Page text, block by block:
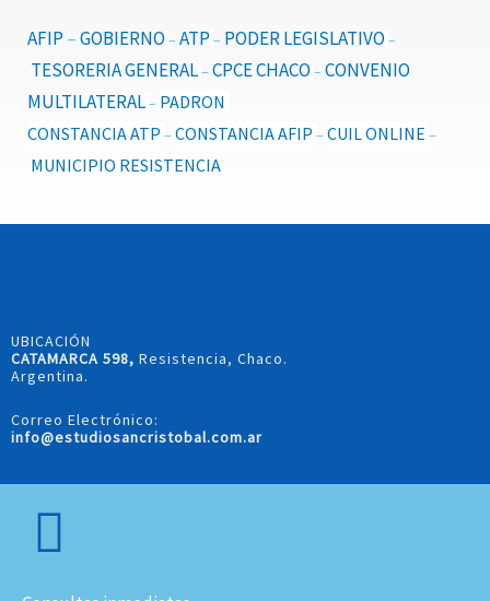
AFIP–GOBIERNO – ATP– PODER LEGISLATIVO –
TESORERIA GENERAL– CPCE CHACO – CONVENIO
MULTILATERAL– PADRON
CONSTANCIA ATP – CONSTANCIA AFIP – CUIL ONLINE –
MUNICIPIO RESISTENCIA
UBICACIÓN
CATAMARCA 598, Resistencia, Chaco.
Argentina.
Correo Electrónico:
info@estudiosancristobal.com.ar